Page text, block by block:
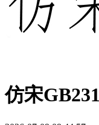
仿宋